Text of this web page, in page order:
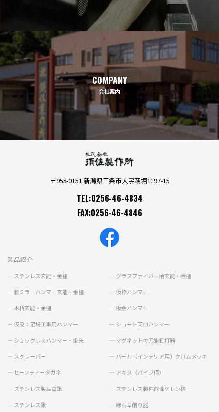
COMPANY
会社案内
〒955-0151 新潟県三条市大字萩堀1397-15
TEL:0256-46-4834
FAX:0256-46-4846
製品紹介
ステンレス玄能・金槌 グラスファイバー柄玄能・金槌
雅ミラーハンマー玄能・金槌 仮枠ハンマー
木柄玄能・金槌 板金ハンマー
仮設：足場工事用ハンマー ショート両口ハンマー
ショックレスハンマー・掛矢 マグネット付万能釘打器
スクレーパー バール（インテリア用）クロムメッキ
セーフティータガネ アキス（パイプ柄）
ステンレス製左官鍬 ステンレス製伸縮性ケレン棒
ステンレス鍬 縁石草削り器